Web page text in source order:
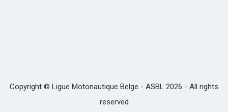
Copyright © Ligue Motonautique Belge - ASBL 2026 - All rights
reserved